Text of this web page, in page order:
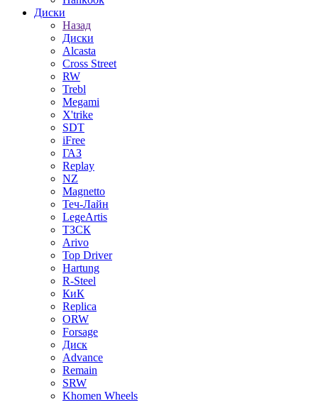
Диски
Назад
Диски
Alcasta
Cross Street
RW
Trebl
Megami
X'trike
SDT
iFree
ГАЗ
Replay
NZ
Magnetto
Теч-Лайн
LegeArtis
ТЗСК
Arivo
Top Driver
Hartung
R-Steel
КиК
Replica
ORW
Forsage
Диск
Advance
Remain
SRW
Khomen Wheels